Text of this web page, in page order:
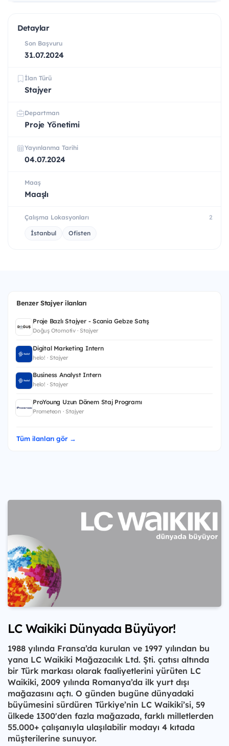
Detaylar
Son Başvuru
31.07.2024
İlan Türü
Stajyer
Departman
Proje Yönetimi
Yayınlanma Tarihi
04.07.2024
Maaş
Maaşlı
Çalışma Lokasyonları 2
İstanbul Ofisten
Benzer Stajyer ilanları
Proje Bazlı Stajyer - Scania Gebze Satış
Doğuş Otomotiv · Stajyer
Digital Marketing Intern
helo! · Stajyer
Business Analyst Intern
helo! · Stajyer
ProYoung Uzun Dönem Staj Programı
Prometeon · Stajyer
Tüm ilanları gör →
LC Waikiki Dünyada Büyüyor!
1988 yılında Fransa’da kurulan ve 1997 yılından bu
yana LC Waikiki Mağazacılık Ltd. Şti. çatısı altında
bir Türk markası olarak faaliyetlerini yürüten LC
Waikiki, 2009 yılında Romanya’da ilk yurt dışı
mağazasını açtı. O günden bugüne dünyadaki
büyümesini sürdüren Türkiye’nin LC Waikiki’si, 59
ülkede 1300'den fazla mağazada, farklı milletlerden
55.000+ çalışanıyla ulaşılabilir modayı 4 kıtada
müşterilerine sunuyor.